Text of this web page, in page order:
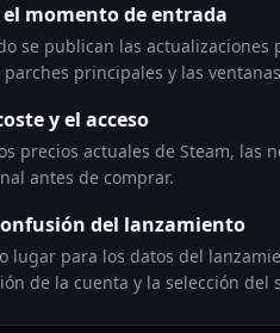
momento de entrada
se publican las
principales y las
y el acceso
precios actuales de Steam, las
antes de comprar.
del lanzamiento
lugar para los datos del
de la cuenta y la selección del